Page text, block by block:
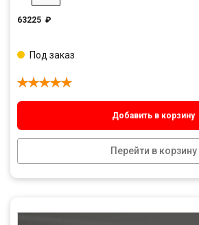
63225 ₽
Добавить в корзину
Перейти в корзину
Под заказ